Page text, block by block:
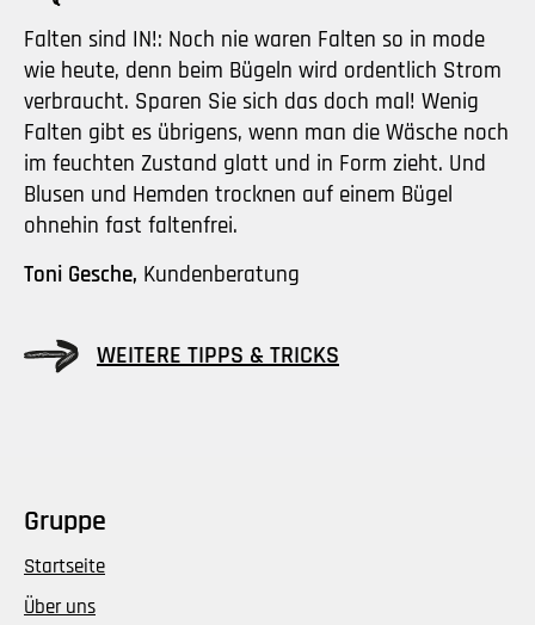
Falten sind IN!: Noch nie waren Falten so in mode
wie heute, denn beim Bügeln wird ordentlich Strom
verbraucht. Sparen Sie sich das doch mal! Wenig
Falten gibt es übrigens, wenn man die Wäsche noch
im feuchten Zustand glatt und in Form zieht. Und
Blusen und Hemden trocknen auf einem Bügel
ohnehin fast faltenfrei.
Toni Gesche, Kundenberatung
WEITERE TIPPS & TRICKS
Gruppe
Startseite
Über uns